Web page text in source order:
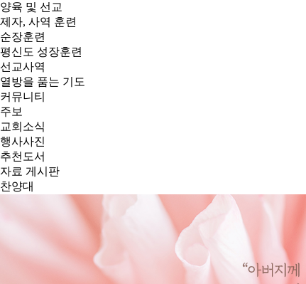
양육 및 선교
제자, 사역 훈련
순장훈련
평신도 성장훈련
선교사역
열방을 품는 기도
커뮤니티
주보
교회소식
행사사진
추천도서
자료 게시판
찬양대